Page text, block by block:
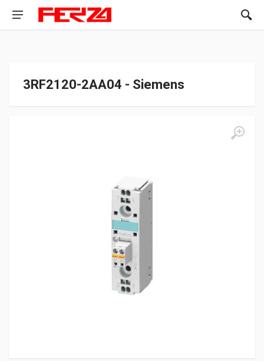
3RF2120-2AA04 - Siemens